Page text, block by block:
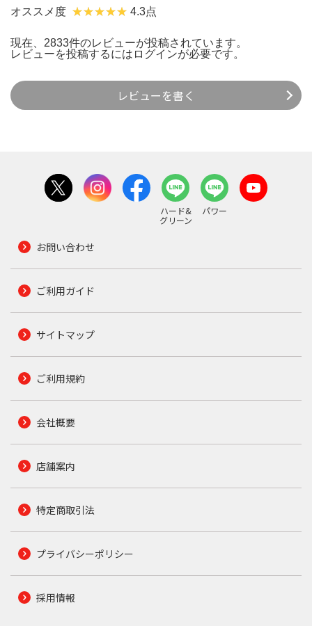
オススメ度 4.3点
現在、2833件のレビューが投稿されています。
レビューを投稿するには ログインが必要です。
レビューを書く
ハード&
グリーン
パワー
お問い合わせ
ご利用ガイド
サイトマップ
ご利用規約
会社概要
店舗案内
特定商取引法
プライバシーポリシー
採用情報